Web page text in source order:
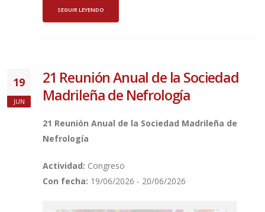
SEGUIR LEYENDO
19
JUN
21 Reunión Anual de la Sociedad
Madrileña de Nefrología
21 Reunión Anual de la Sociedad Madrileña de
Nefrología
Actividad: Congreso
Con fecha: 19/06/2026 - 20/06/2026